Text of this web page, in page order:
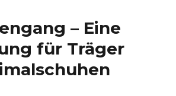
– Eine
für Träger